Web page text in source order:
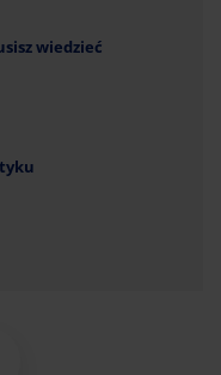
wiedzieć